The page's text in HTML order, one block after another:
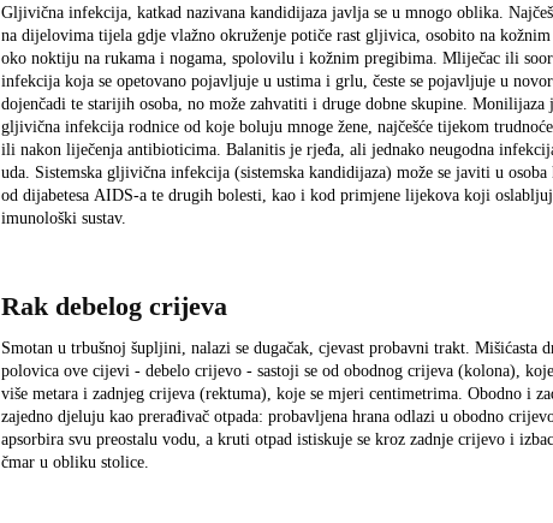
Gljivična infekcija, katkad nazivana kandidijaza javlja se u mnogo oblika.
na dijelovima tijela gdje vlažno okruženje potiče rast gljivica, osobito na
oko noktiju na rukama i nogama, spolovilu i kožnim pregibima. Mliječac ili
infekcija koja se opetovano pojavljuje u ustima i grlu, česte se pojavljuje u
dojenčadi te starijih osoba, no može zahvatiti i druge dobne skupine. Monilijaza
gljivična infekcija rodnice od koje boluju mnoge žene, najčešće tijekom
ili nakon liječenja antibioticima. Balanitis je rjeđa, ali jednako neugodna
uda. Sistemska gljivična infekcija (sistemska kandidijaza) može se javiti u
od dijabetesa AIDS-a te drugih bolesti, kao i kod primjene lijekova koji
imunološki sustav.
Rak debelog crijeva
Smotan u trbušnoj šupljini, nalazi se dugačak, cjevast probavni trakt. Mišićasta
polovica ove cijevi - debelo crijevo - sastoji se od obodnog crijeva (kolona),
više metara i zadnjeg crijeva (rektuma), koje se mjeri centimetrima. Obodno i
zajedno djeluju kao prerađivač otpada: probavljena hrana odlazi u obodno
apsorbira svu preostalu vodu, a kruti otpad istiskuje se kroz zadnje crijevo i
čmar u obliku stolice.